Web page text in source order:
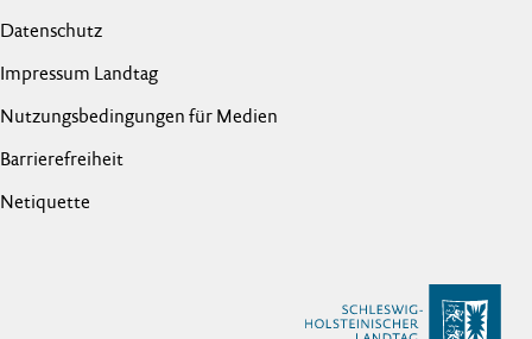
Datenschutz
Impressum Landtag
Nutzungsbedingungen für Medien
Barrierefreiheit
Netiquette